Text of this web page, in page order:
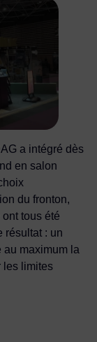
a intégré dès
en salon
du fronton,
tous été
résultat : un
au maximum la
les limites